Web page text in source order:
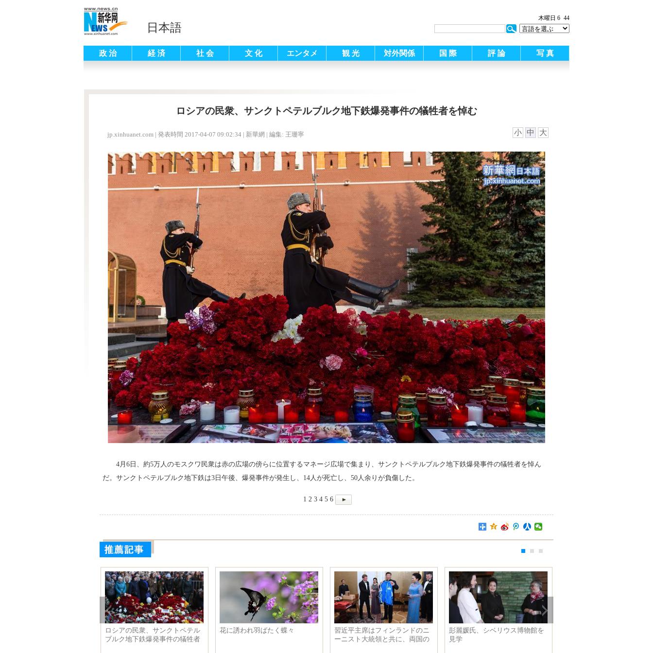
日本語
木曜日 6 44
政 治 経 済 社 会 文 化 エンタメ 観 光 対外関係 国 際 評 論 写 真
ロシアの民衆、サンクトペテルブルク地下鉄爆発事件の犠牲者を悼む
jp.xinhuanet.com | 発表時間 2017-04-07 09:02:34 | 新華網 | 編集: 王珊寧 小 中 大
4月6日、約5万人のモスクワ民衆は赤の広場の傍らに位置するマネージ広場で集まり、サンクトペテルブルク地下鉄爆発事件の犠牲者を悼ん
だ。サンクトペテルブルク地下鉄は3日午後、爆発事件が発生し、14人が死亡し、50人余りが負傷した。
1 2 3 4 5 6
ロシアの民衆、サンクトペテル
ブルク地下鉄爆発事件の犠牲者
花に誘われ羽ばたく蝶々
習近平主席はフィンランドのニ
ーニスト大統領と共に、両国の
彭麗媛氏、シベリウス博物館を
見学